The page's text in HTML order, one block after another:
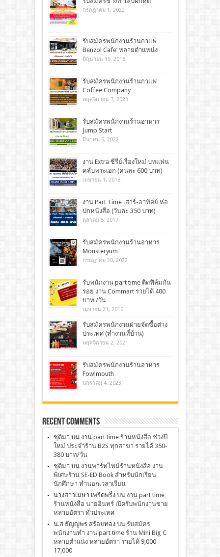
กรกฎาคม 1, 2022
รับสมัครพนักงานร้านกาแฟ
Benzol Cafe’ หลายตำแหน่ง
มิถุนายน 19, 2018
รับสมัครพนักงานร้านกาแฟ
Coffee Company
พฤศจิกายน 7, 2023
รับสมัครพนักงานร้านอาหาร
Jump Start
มีนาคม 6, 2022
งาน Extra ซีรีย์เรื่องใหม่ บทแฟน
คลับพระเอก (คนละ 600 บาท)
เมษายน 1, 2018
งาน Part Time เสาร์-อาทิตย์ ห่อ
ปกหนังสือ (วันละ 350 บาท)
ตุลาคม 5, 2017
รับสมัครพนักงานร้านอาหาร
Monsteryum
กรกฎาคม 30, 2022
รับพนักงาน part time ติดฟิล์มกัน
รอย งาน Commart รายได้ 400
บาท /วัน
เมษายน 21, 2016
รับสมัครพนักงานฝ่ายจัดซื้อต่าง
ประเทศ (ทำงานที่บ้าน)
พฤศจิกายน 2, 2021
รับสมัครพนักงานร้านอาหาร
Fowlmouth
มกราคม 4, 2023
Recent Comments
ชุติมา บน งาน part time ร้านหนังสือ ช่วงปี
ใหม่ ประจำร้าน B2S ทุกสาขา รายได้ 350-
380 บาท/วัน
ชุติมา บน งานพาร์ทไทม์ร้านหนังสือ งาน
พิเศษร้าน SE-ED Book สำหรับนักเรียน
นักศึกษา ทำนอกเวลาเรียน
นางสาวเมษา เพริดพริ้งบน งาน part time
ร้านหนังสือ นายอินทร์ เปิดรับพนักงานขาย
หลายอัตรา ทั่วประเทศ
น.ส ธัญญพร สร้อยทองบน รับสมัคร
พนักงานทำ งาน part time ร้าน Mini Big C
หลายตำแน่ง หลายอัตรา รายได้ 9,000-
17,000